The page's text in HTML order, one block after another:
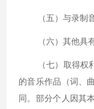
（五）与录制
（六）其他具
（七）取得
的音乐作品（词、
同。部分个人因其